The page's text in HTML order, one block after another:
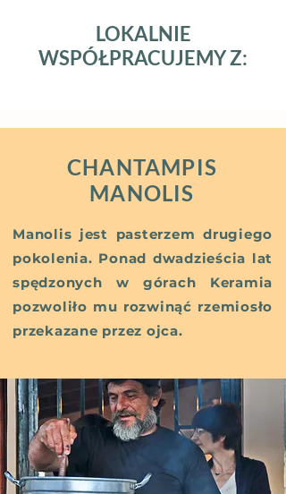
LOKALNIE
WSPÓŁPRACUJEMY Z:
CHANTAMPIS
MANOLIS
Manolis jest pasterzem drugiego
pokolenia. Ponad dwadzieścia lat
spędzonych w górach Keramia
pozwoliło mu rozwinąć rzemiosło
przekazane przez ojca.